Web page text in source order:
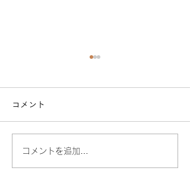
ながさき妊産婦の会
コメント
コメントを追加…